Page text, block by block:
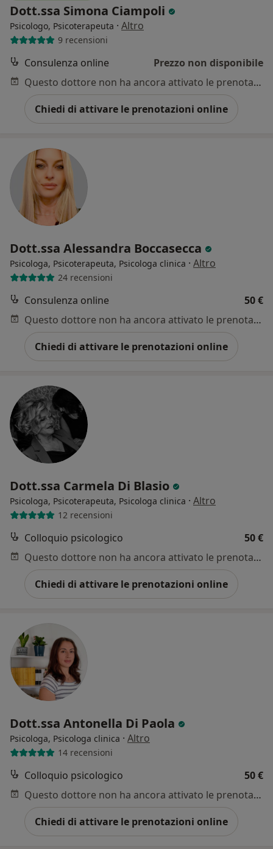
Dott.ssa Simona Ciampoli
Psicologo, Psicoterapeuta · Altro
9 recensioni
Consulenza online
Prezzo non disponibile
Questo dottore non ha ancora attivato le prenotazioni online presso questo indirizzo.
Chiedi di attivare le prenotazioni online
Dott.ssa Alessandra Boccasecca
Psicologa, Psicoterapeuta, Psicologa clinica · Altro
24 recensioni
Consulenza online
50 €
Questo dottore non ha ancora attivato le prenotazioni online presso questo indirizzo.
Chiedi di attivare le prenotazioni online
Dott.ssa Carmela Di Blasio
Psicologa, Psicoterapeuta, Psicologa clinica · Altro
12 recensioni
Colloquio psicologico
50 €
Questo dottore non ha ancora attivato le prenotazioni online presso questo indirizzo.
Chiedi di attivare le prenotazioni online
Dott.ssa Antonella Di Paola
Psicologa, Psicologa clinica · Altro
14 recensioni
Colloquio psicologico
50 €
Questo dottore non ha ancora attivato le prenotazioni online presso questo indirizzo.
Chiedi di attivare le prenotazioni online